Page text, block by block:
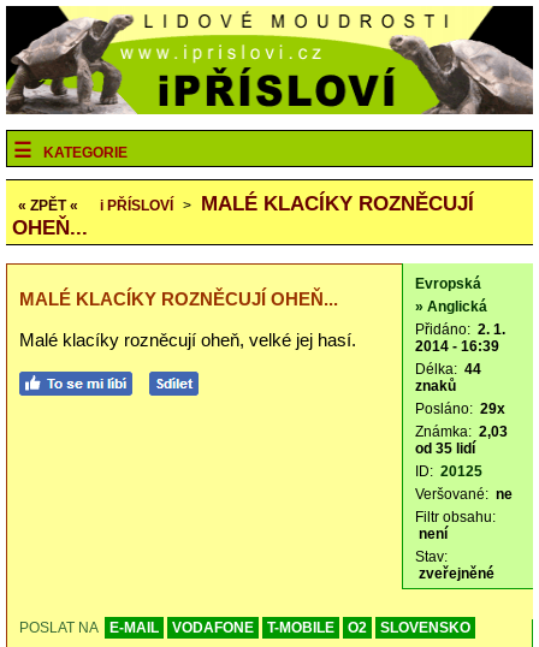
KATEGORIE
« ZPĚT « i PŘÍSLOVÍ >
MALÉ KLACÍKY ROZNĚCUJÍ
OHEŇ...
MALÉ KLACÍKY ROZNĚCUJÍ OHEŇ...
Malé klacíky rozněcují oheň, velké jej hasí.
Evropská
» Anglická
Přidáno: 2. 1.
2014 - 16:39
Délka: 44
znaků
Posláno: 29x
Známka: 2,03
od 35 lidí
ID: 20125
Veršované: ne
Filtr obsahu:
není
Stav:
zveřejněné
POSLAT NA E-MAIL VODAFONE T-MOBILE O2
SLOVENSKO